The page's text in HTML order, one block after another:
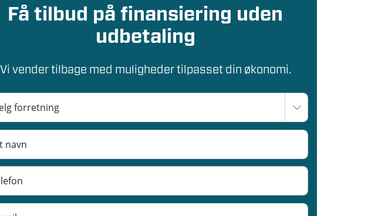
Få tilbud på finansiering uden
udbetaling
Vi vender tilbage med muligheder tilpasset din økonomi.